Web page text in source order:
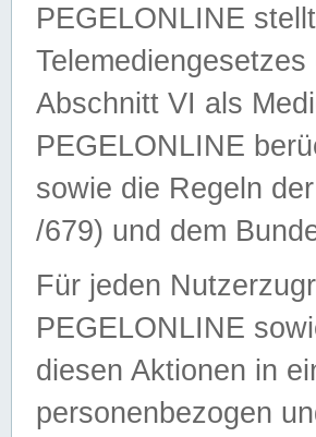
PEGELONLINE
Abschnitt VI als
PEGELONLINE
sowie die Regeln
/679) und dem
Für jeden
PEGELONLINE
diesen Aktionen in
personenbezogen